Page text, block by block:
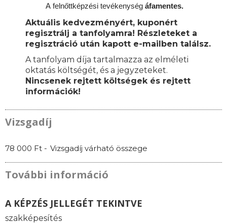
A felnőttképzési tevékenység áfamentes.
Aktuális kedvezményért, kuponért
regisztrálj a tanfolyamra! Részleteket a
regisztráció után kapott e-mailben találsz.
A tanfolyam díja tartalmazza az elméleti
oktatás költségét, és a jegyzeteket.
Nincsenek rejtett költségek és rejtett
információk!
Vizsgadíj
78 000 Ft - Vizsgadíj várható összege
További információ
A KÉPZÉS JELLEGÉT TEKINTVE
szakképesítés